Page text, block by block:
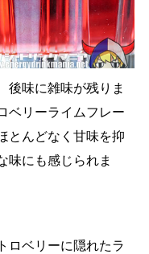
後味に雑味が残りま
ベリーライムフレー
とんどなく甘味を抑
味にも感じられま
ロベリーに隠れたラ